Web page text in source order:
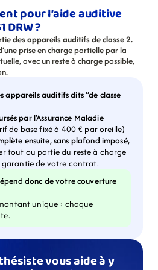
pour l’aide auditive
DRW ?
des appareils auditifs de classe 2.
prise en charge partielle par la
avec un reste à charge possible,
appareils auditifs dits “de classe
par l’Assurance Maladie
de base fixé à 400 € par oreille)
ensuite, sans plafond imposé,
tout ou partie du reste à charge
garantie de votre contrat.
donc de votre couverture
unique : chaque
vous aide à y